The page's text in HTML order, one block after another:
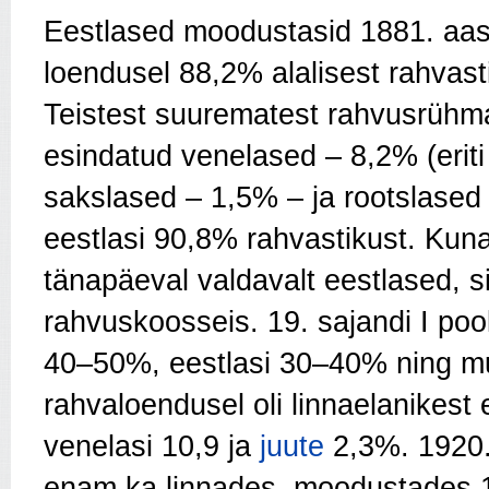
Eestlased moodustasid 1881.
loendusel 88,2% alalisest
Teistest suurematest
esindatud venelased – 8,2%
sakslased – 1,5% – ja
eestlasi 90,8% rahvastikust.
tänapäeval valdavalt eestlased,
rahvuskoosseis. 19. sajandi I
40–50%, eestlasi 30–40% ning
rahvaloendusel oli
venelasi 10,9 ja juute 2,3%.